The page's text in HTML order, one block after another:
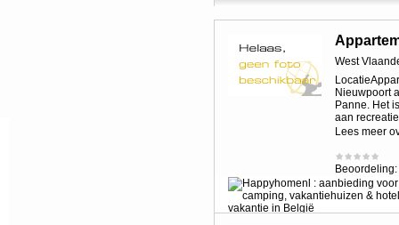
West
Nieuwpoort
Panne. Het
aan
Lees meer
Beoordeling: